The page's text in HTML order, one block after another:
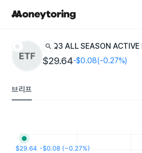
star search Q3 ALL SEASON
$29.64-$0.08(-0.27%)
브리프